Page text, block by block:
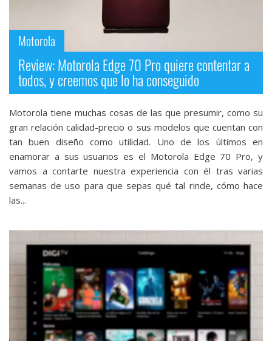
Motorola
Review: Motorola Edge 70 Pro quiere contentar a
todos, y creemos que lo ha conseguido
Motorola tiene muchas cosas de las que presumir, como su
gran relación calidad-precio o sus modelos que cuentan con
tan buen diseño como utilidad. Uno de los últimos en
enamorar a sus usuarios es el Motorola Edge 70 Pro, y
vamos a contarte nuestra experiencia con él tras varias
semanas de uso para que sepas qué tal rinde, cómo hace
las...